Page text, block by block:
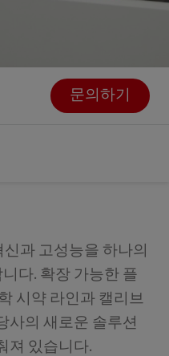
문의하기
신과 고성능을 하나의
다. 확장 가능한 플
시약 라인과 캘리브
사의 새로운 솔루션
져 있습니다.